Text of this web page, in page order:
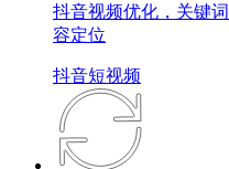
抖音视频优化，关键
容定位
抖音短视频